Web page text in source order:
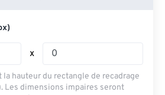
x
la hauteur du rectangle de recadrage
Les dimensions impaires seront